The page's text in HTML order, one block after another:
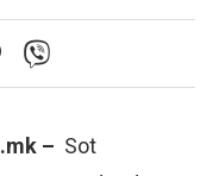
– Sot